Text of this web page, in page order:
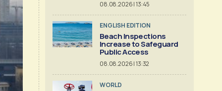
08.08.2026 | 13:45
ENGLISH EDITION
Beach Inspections
Increase to Safeguard
Public Access
08.08.2026 | 13:32
WORLD